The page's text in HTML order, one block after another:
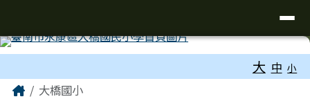
大 中 小
主內容區域
Home大橋國小
頁尾區域